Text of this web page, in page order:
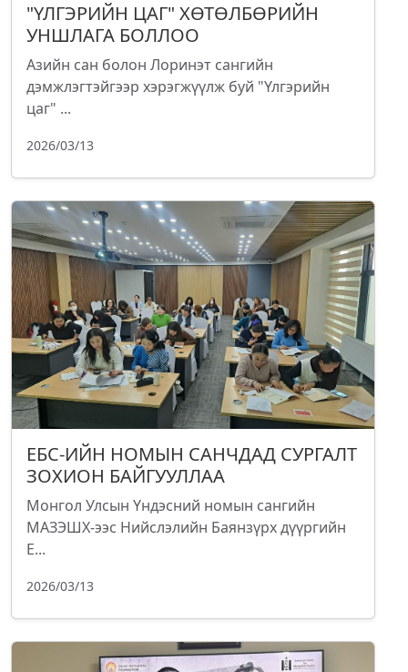
"ҮЛГЭРИЙН ЦАГ" ХӨТӨЛБӨРИЙН
УНШЛАГА БОЛЛОО
Азийн сан болон Лоринэт сангийн
дэмжлэгтэйгээр хэрэгжүүлж буй "Үлгэрийн
цаг" ...
2026/03/13
ЕБС-ИЙН НОМЫН САНЧДАД СУРГАЛТ
ЗОХИОН БАЙГУУЛЛАА
Монгол Улсын Үндэсний номын сангийн
МАЗЭШХ-ээс Нийслэлийн Баянзүрх дүүргийн
Е...
2026/03/13